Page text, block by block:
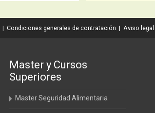
| Condiciones generales de contratación | Aviso legal
Master y Cursos
Superiores
Master Seguridad Alimentaria